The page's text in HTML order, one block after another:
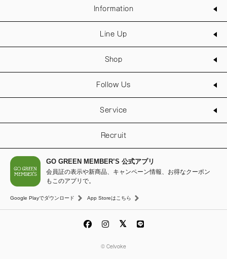
Information
Line Up
Shop
Follow Us
Service
Recruit
GO GREEN MEMBER’S 公式アプリ
会員証の表示や新商品、キャンペーン情報、お得なクーポン
もこのアプリで。
Google Playでダウンロード App Storeはこちら
© Celvoke